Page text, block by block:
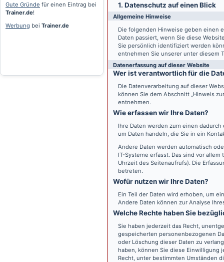
Gute Gründe für einen Eintrag bei
Trainer.de!
Werbung bei Trainer.de
1. Datenschutz auf einen Blick
Allgemeine Hinweise
Die folgenden Hinweise geben einen
Daten passiert, wenn Sie diese
Sie persönlich identifiziert werden
entnehmen Sie unserer unter diesem
Datenerfassung auf dieser Website
Wer ist verantwortlich für die
Die Datenverarbeitung auf dieser
können Sie dem Abschnitt „Hinweis
entnehmen.
Wie erfassen wir Ihre Daten?
Ihre Daten werden zum einen
um Daten handeln, die Sie in ein
Andere Daten werden automatisch
IT-Systeme erfasst. Das sind vor
Uhrzeit des Seitenaufrufs). Die
betreten.
Wofür nutzen wir Ihre Daten?
Ein Teil der Daten wird erhoben, um
Andere Daten können zur Analyse
Welche Rechte haben Sie
Sie haben jederzeit das Recht,
gespeicherten personenbezogenen
oder Löschung dieser Daten zu
haben, können Sie diese Einwilligung
Recht, unter bestimmten Umständen